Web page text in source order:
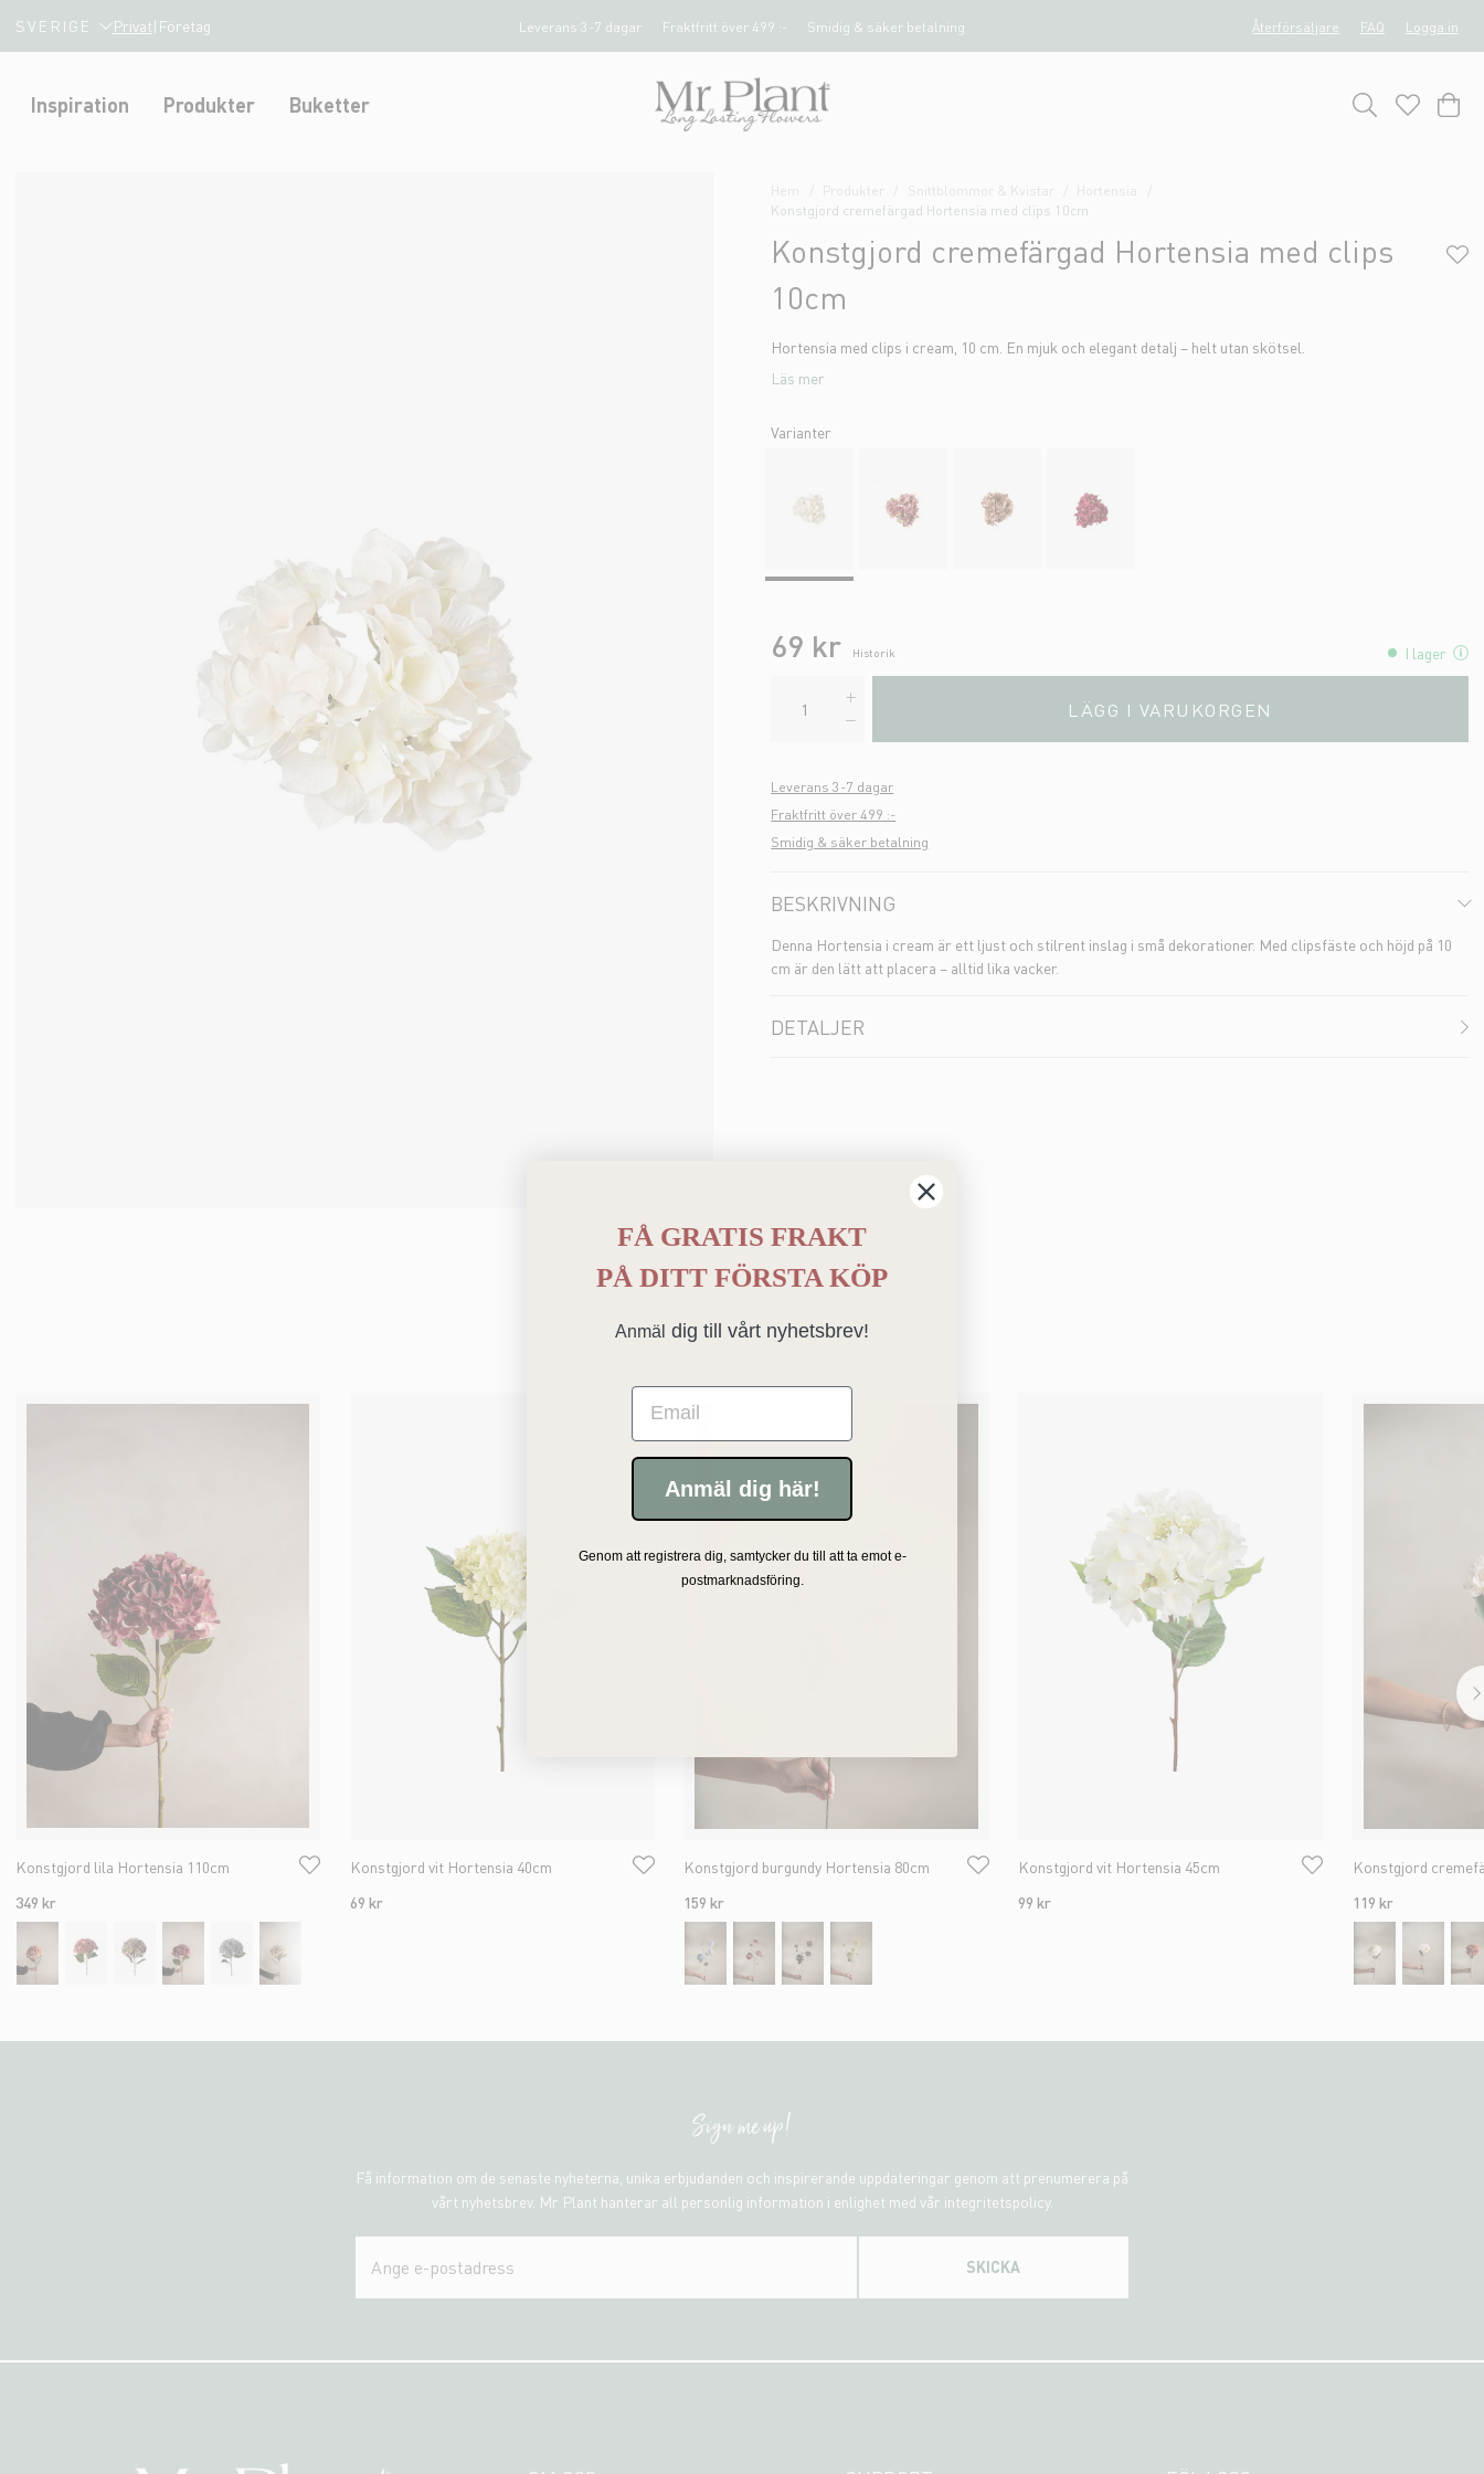
SVERIGE Privat| Företag Leverans 3-7 dagar Fraktfritt över 499 :- Smidig & säker betalning Återförsäljare FAQ Logga in
Inspiration Produkter Buketter
Hem Produkter Snittblommor & Kvistar
Hortensia
Konstgjord cremefärgad Hortensia med clips 10cm
Konstgjord cremefärgad Hortensia med clips
10cm
Hortensia med clips i cream, 10 cm. En mjuk och elegant detalj – helt utan skötsel.
Läs mer
Varianter
69 kr Historik I lager
LÄGG I VARUKORGEN
Leverans 3-7 dagar
Fraktfritt över 499 :-
Smidig & säker betalning
BESKRIVNING
Denna Hortensia i cream är ett ljust och stilrent inslag i små dekorationer. Med clipsfäste och höjd på 10
cm är den lätt att placera – alltid lika vacker.
DETALJER
Du kanske också gillar
Konstgjord lila Hortensia 110cm
349 kr
Konstgjord vit Hortensia 40cm
69 kr
Konstgjord burgundy Hortensia 80cm
159 kr
Konstgjord vit Hortensia 45cm
99 kr
Konstgjord
119 kr
Sign me up!
Få information om de senaste nyheterna, unika erbjudanden och inspirerande uppdateringar genom att prenumerera på
vårt nyhetsbrev. Mr Plant hanterar all personlig information i enlighet med vår integritetspolicy.
SKICKA
FÅ GRATIS FRAKT
PÅ DITT FÖRSTA KÖP
Anmäl dig till vårt nyhetsbrev!
Email
Anmäl dig här!
Genom att registrera dig, samtycker du till att ta emot e-
postmarknadsföring.